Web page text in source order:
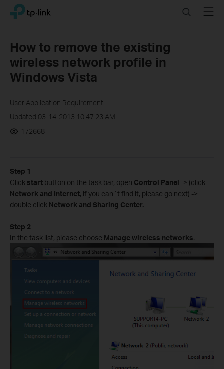
Click
navigation
bar
TP-Link, Reliably Smart SearchMenu
How to remove the existing
wireless network profile in
Windows Vista
User Application Requirement
Updated 03-14-2013 10:47:23 AM
172668
Step 1
Click start button on the task bar, open Control Panel -> (click
Network and Internet, if you can´t find it, please go next) ->
double click Network and Sharing Center.
Step 2
In the task list, please choose Manage wireless networks.